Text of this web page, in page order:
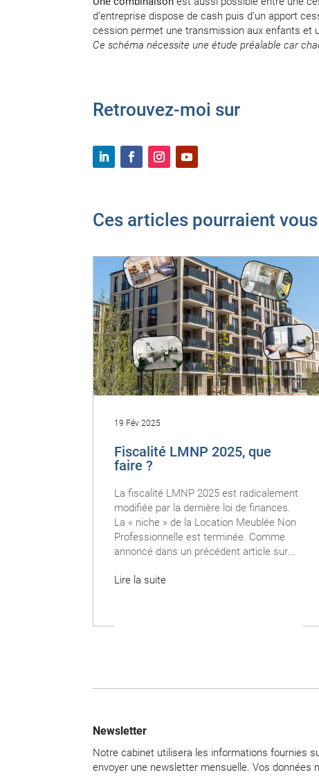
d’entreprise dispose de cash puis d’un apport
cession permet une transmission aux enfants et
Ce schéma nécessite une étude préalable car
Retrouvez-moi sur
Ces articles pourraient
Fiscalité LMNP 2025, que
faire ?
La fiscalité LMNP 2025 est radicalement
modifiée par la dernière loi de finances.
La « niche » de la Location Meublée Non
Professionnelle est terminée. Comme
annoncé dans un précédent article sur...
Lire la suite
19 Fév 2025
Newsletter
Notre cabinet utilisera les informations fournies
envoyer une newsletter mensuelle. Vos données